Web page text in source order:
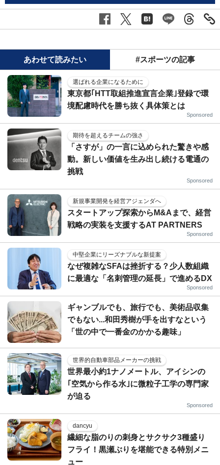
あわせて読みたい #スポーツの記事
選ばれる企業になるために
東京都｢HTT取組推進宣言企業｣登録で環
境配慮時代を勝ち抜く具体策とは
Sponsored
期待を超えるチームの強さ
「さすが」の一言に込められた驚きや感
動。新しい価値を生み出し続ける電通の
挑戦
Sponsored
新規事業開発を経営アジェンダへ
スタートアップ探索からM&Aまで、経営
戦略の実装を支援するAT PARTNERS
Sponsored
中堅企業にリーズナブルな新提案
なぜ複雑なSFAは挫折する？少人数組織
に最適な「名刺管理の延長」で進めるDX
Sponsored
ギャンブルでも、旅行でも、美術品収集
でもない...和田秀樹が手を出すなという
「世の中で一番金のかかる趣味」
世界的自動車部品メーカーの挑戦
世界最小約1ナノメートル、アイシンの
｢空気から作る水｣に微粒子工学の専門家
が迫る
Sponsored
dancyu
繊細な脂のりの刺身とサクサク3種盛り
フライ！黒瀬ぶりを堪能できる特別メニ
ュー